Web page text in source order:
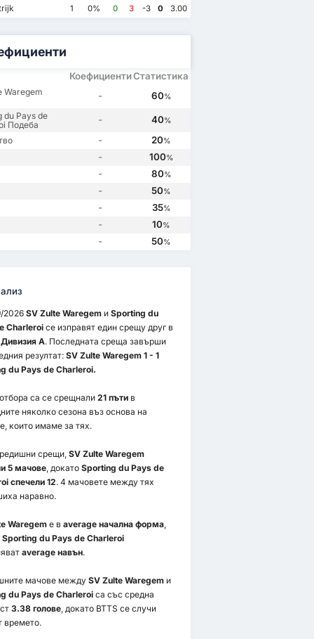
Sporting du Pays de Charleroi
1 0% 0 3 -3 0 3.00
КоефициентиСтатистика
Waregem
- 60%
du Pays de
Подеба
- 40%
- 20%
- 100%
- 80%
- 50%
- 35%
- 10%
- 50%
2026SV Zulte Waregemи Sporting du
Charleroiсе изправят един срещу друг в
А. Последната среща завърши
резултат: SV Zulte Waregem 1 - 1
du Pays de Charleroi.
са се срещнали 21 пътив
няколко сезона въз основа на
които имаме за тях.
срещи,SV Zulte Waregem
5 мачове, докато Sporting du Pays de
спечели 12. 4 мачовете между тях
наравно.
Waregemе в average начална форма,
Sporting du Pays de Charleroi
average навън.
мачове между SV Zulte Waregemи
du Pays de Charleroiса със средна
3.38 голове, докато BTTS се случи
времето.